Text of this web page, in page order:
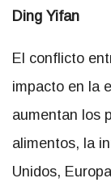
Ding Yifan
El conflicto
impacto en la
aumentan los
alimentos, la
Unidos,